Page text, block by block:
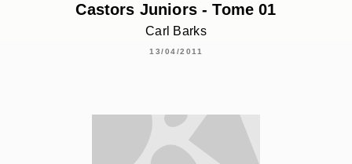
Castors Juniors - Tome 01
Carl Barks
13/04/2011